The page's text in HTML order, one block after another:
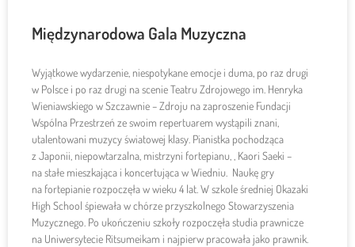
Międzynarodowa Gala Muzyczna
Wyjątkowe wydarzenie, niespotykane emocje i duma, po raz drugi
w Polsce i po raz drugi na scenie Teatru Zdrojowego im. Henryka
Wieniawskiego w Szczawnie – Zdroju na zaproszenie Fundacji
Wspólna Przestrzeń ze swoim repertuarem wystąpili znani,
utalentowani muzycy światowej klasy. Pianistka pochodząca
z Japonii, niepowtarzalna, mistrzyni fortepianu, , Kaori Saeki –
na stałe mieszkająca i koncertująca w Wiedniu. Naukę gry
na fortepianie rozpoczęła w wieku 4 lat. W szkole średniej Okazaki
High School śpiewała w chórze przyszkolnego Stowarzyszenia
Muzycznego. Po ukończeniu szkoły rozpoczęła studia prawnicze
na Uniwersytecie Ritsumeikam i najpierw pracowała jako prawnik.